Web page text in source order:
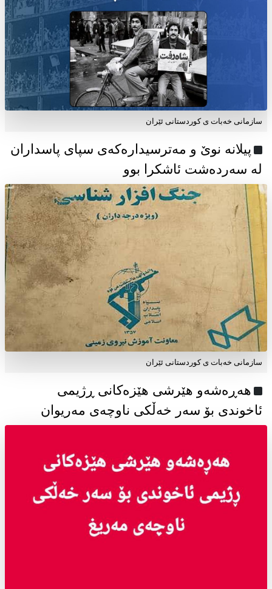
سازمانی خەبات ی كوردستانی ئێران
پیلانە نوێ و مەترسیدارەکەی سپای پاسداران
لە سەردەشت ئاشکرا بوو
سازمانی خەبات ی كوردستانی ئێران
هەڕەشەو هێرشی هێزەکانی ڕژیمی
ئاخوندی بۆ سەر خەڵکی ناوچەی مەریوان